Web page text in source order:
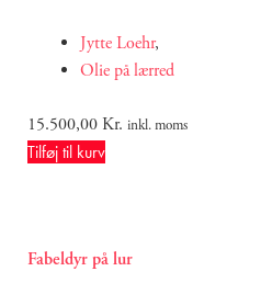
Jytte Loehr,
Olie på lærred
15.500,00Kr. inkl. moms
Tilføj til kurv
Fabeldyr på lur